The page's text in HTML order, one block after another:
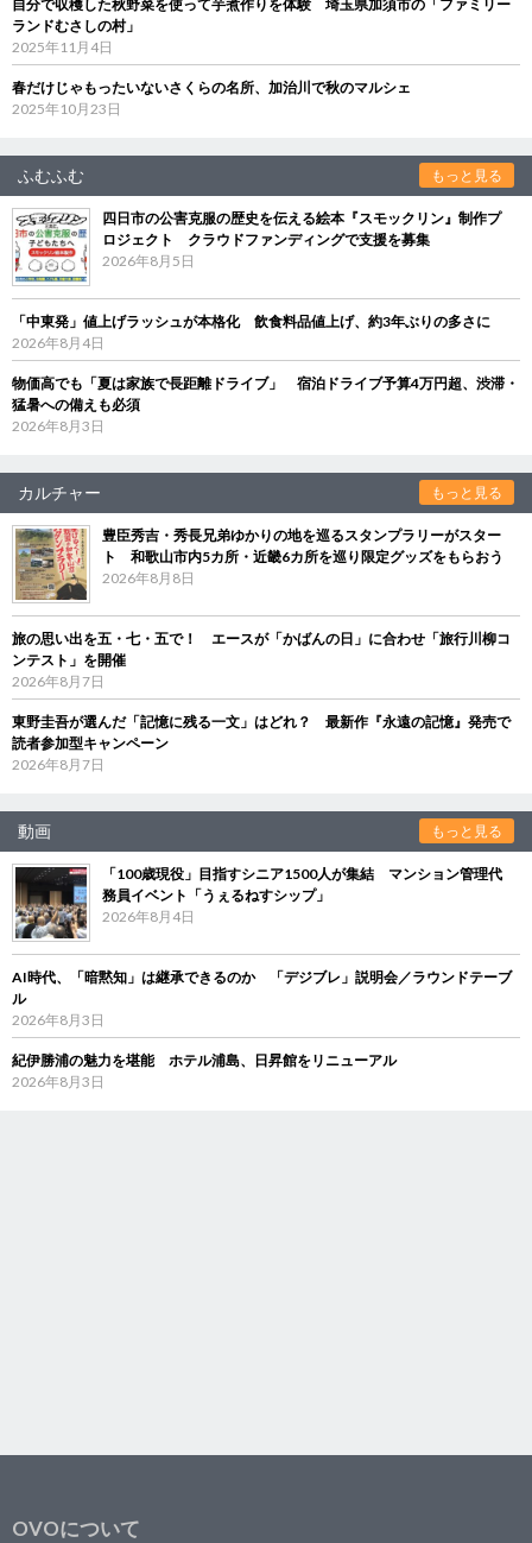
自分で収穫した秋野菜を使って芋煮作りを体験 埼玉県加須市の「ファミリー
ランドむさしの村」
2025年11月4日
春だけじゃもったいないさくらの名所、加治川で秋のマルシェ
2025年10月23日
ふむふむ もっと見る
四日市の公害克服の歴史を伝える絵本『スモックリン』制作プ
ロジェクト クラウドファンディングで支援を募集
2026年8月5日
「中東発」値上げラッシュが本格化 飲食料品値上げ、約3年ぶりの多さに
2026年8月4日
物価高でも「夏は家族で長距離ドライブ」 宿泊ドライブ予算4万円超、渋滞・
猛暑への備えも必須
2026年8月3日
カルチャー もっと見る
豊臣秀吉・秀長兄弟ゆかりの地を巡るスタンプラリーがスター
ト 和歌山市内5カ所・近畿6カ所を巡り限定グッズをもらおう
2026年8月8日
旅の思い出を五・七・五で！ エースが「かばんの日」に合わせ「旅行川柳コ
ンテスト」を開催
2026年8月7日
東野圭吾が選んだ「記憶に残る一文」はどれ？ 最新作『永遠の記憶』発売で
読者参加型キャンペーン
2026年8月7日
動画 もっと見る
「100歳現役」目指すシニア1500人が集結 マンション管理代
務員イベント「うぇるねすシップ」
2026年8月4日
AI時代、「暗黙知」は継承できるのか 「デジブレ」説明会／ラウンドテーブ
ル
2026年8月3日
紀伊勝浦の魅力を堪能 ホテル浦島、日昇館をリニューアル
2026年8月3日
OVOについて